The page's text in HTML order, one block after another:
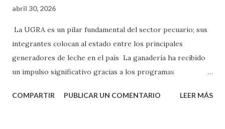
abril 30, 2026
La UGRA es un pilar fundamental del sector pecuario; sus
integrantes colocan al estado entre los principales
generadores de leche en el país La ganadería ha recibido
un impulso significativo gracias a los programas
muestra de su respaldo firme y decidido al campo, la
COMPARTIR PUBLICAR UN COMENTARIO LEER MÁS